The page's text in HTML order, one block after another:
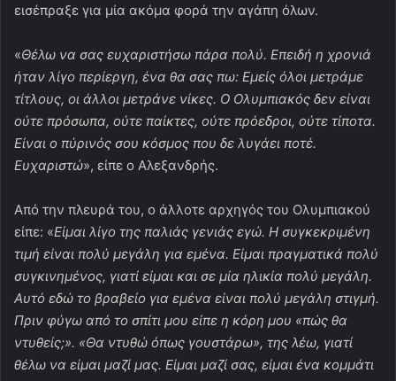
εισέπραξε για μία ακόμα φορά την αγάπη όλων.
«Θέλω να σας ευχαριστήσω πάρα πολύ. Επειδή η χρονιά
ήταν λίγο περίεργη, ένα θα σας πω: Εμείς όλοι μετράμε
τίτλους, οι άλλοι μετράνε νίκες. Ο Ολυμπιακός δεν είναι
ούτε πρόσωπα, ούτε παίκτες, ούτε πρόεδροι, ούτε τίποτα.
Είναι ο πύρινός σου κόσμος που δε λυγάει ποτέ.
Ευχαριστώ», είπε ο Αλεξανδρής.
Από την πλευρά του, ο άλλοτε αρχηγός του Ολυμπιακού
είπε: «Είμαι λίγο της παλιάς γενιάς εγώ. Η συγκεκριμένη
τιμή είναι πολύ μεγάλη για εμένα. Είμαι πραγματικά πολύ
συγκινημένος, γιατί είμαι και σε μία ηλικία πολύ μεγάλη.
Αυτό εδώ το βραβείο για εμένα είναι πολύ μεγάλη στιγμή.
Πριν φύγω από το σπίτι μου είπε η κόρη μου «πώς θα
ντυθείς;». «Θα ντυθώ όπως γουστάρω», της λέω, γιατί
θέλω να είμαι μαζί μας. Είμαι μαζί σας, είμαι ένα κομμάτι